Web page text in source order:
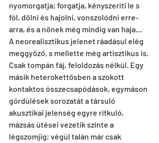
nyomorgatja; forgatja, kényszeríti le s
föl, dőlni és hajolni, vonszolódni erre-
arra, és a nőnek még mindig van haja…
A neorealisztikus jelenet ráadásul elég
meggyőző, s mellette még artisztikus is.
Csak tompán fáj, feloldozás nélkül. Egy
másik heterokettősben a szokott
kontaktos összecsapódások, egymáson
gördülések sorozatát a társuló
akusztikai jelenség egyre ritkuló,
mázsás ütései vezetik szinte a
légszomjig; végül talán már csak